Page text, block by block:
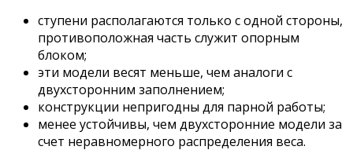
ступени располагаются только с одной стороны,
противоположная часть служит опорным
блоком;
эти модели весят меньше, чем аналоги с
двухсторонним заполнением;
конструкции непригодны для парной работы;
менее устойчивы, чем двухсторонние модели за
счет неравномерного распределения веса.